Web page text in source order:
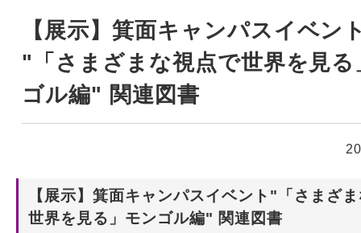
学習・研究支援
図書館について
Webサービス
【展示】箕面キャンパスイベン
"「さまざまな視点で世界を見る
ゴル編" 関連図書
【展示】箕面キャンパスイベント"「さまざ
世界を見る」モンゴル編" 関連図書